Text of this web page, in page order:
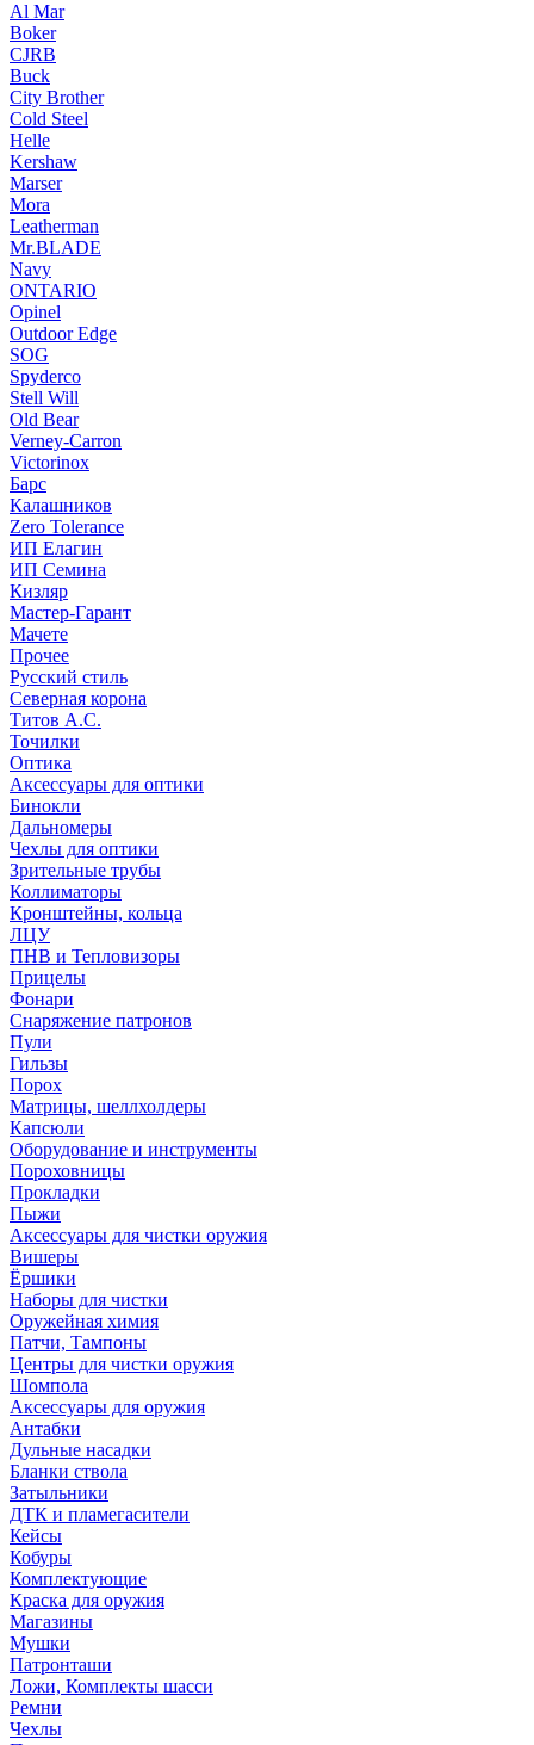
Al Mar
Boker
CJRB
Buck
City Brother
Cold Steel
Helle
Kershaw
Marser
Mora
Leatherman
Mr.BLADE
Navy
ONTARIO
Opinel
Outdoor Edge
SOG
Spyderco
Stell Will
Old Bear
Verney-Carron
Victorinox
Барс
Калашников
Zero Tolerance
ИП Елагин
ИП Семина
Кизляр
Мастер-Гарант
Мачете
Прочее
Русский стиль
Северная корона
Титов А.С.
Точилки
Оптика
Аксессуары для оптики
Бинокли
Дальномеры
Чехлы для оптики
Зрительные трубы
Коллиматоры
Кронштейны, кольца
ЛЦУ
ПНВ и Тепловизоры
Прицелы
Фонари
Снаряжение патронов
Пули
Гильзы
Порох
Матрицы, шеллхолдеры
Капсюли
Оборудование и инструменты
Пороховницы
Прокладки
Пыжи
Аксессуары для чистки оружия
Вишеры
Ёршики
Наборы для чистки
Оружейная химия
Патчи, Тампоны
Центры для чистки оружия
Шомпола
Аксессуары для оружия
Антабки
Дульные насадки
Бланки ствола
Затыльники
ДТК и пламегасители
Кейсы
Кобуры
Комплектующие
Краска для оружия
Магазины
Мушки
Патронташи
Ложи, Комплекты шасси
Ремни
Чехлы